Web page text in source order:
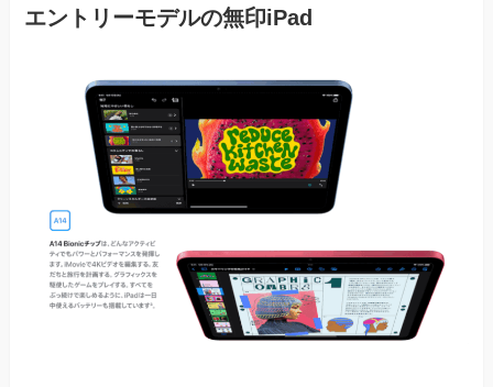
エントリーモデルの無印iPad